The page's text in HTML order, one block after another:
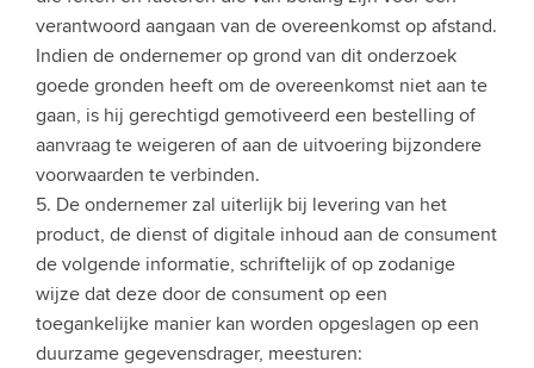
verantwoord aangaan van de overeenkomst op afstand.
Indien de ondernemer op grond van dit onderzoek
goede gronden heeft om de overeenkomst niet aan te
gaan, is hij gerechtigd gemotiveerd een bestelling of
aanvraag te weigeren of aan de uitvoering bijzondere
voorwaarden te verbinden.
5. De ondernemer zal uiterlijk bij levering van het
product, de dienst of digitale inhoud aan de consument
de volgende informatie, schriftelijk of op zodanige
wijze dat deze door de consument op een
toegankelijke manier kan worden opgeslagen op een
duurzame gegevensdrager, meesturen: